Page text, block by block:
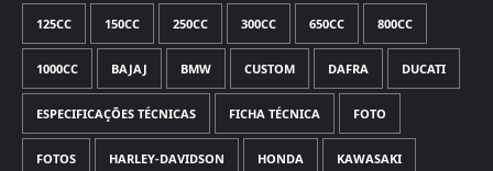
125CC 150CC 250CC 300CC 650CC 800CC
1000CC BAJAJ BMW CUSTOM DAFRA DUCATI
ESPECIFICAÇÕES TÉCNICAS FICHA TÉCNICA FOTO
FOTOS HARLEY-DAVIDSON HONDA KAWASAKI